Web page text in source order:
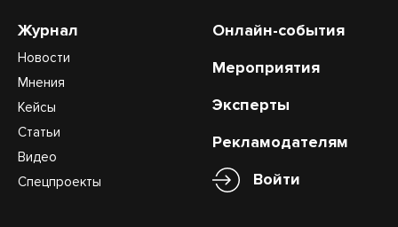
Журнал
Новости
Мнения
Кейсы
Статьи
Видео
Спецпроекты
Онлайн-события
Мероприятия
Эксперты
Рекламодателям
Войти